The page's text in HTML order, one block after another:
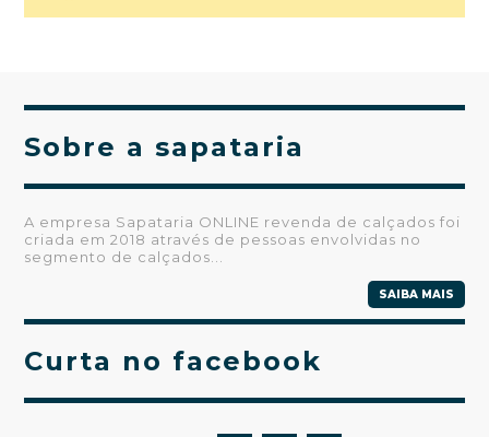
Sobre a sapataria
A empresa Sapataria ONLINE revenda de calçados foi
criada em 2018 através de pessoas envolvidas no
segmento de calçados...
SAIBA MAIS
Curta no facebook